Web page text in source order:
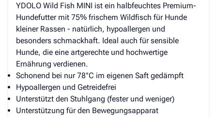
YDOLO Wild Fish MINI ist ein halbfeuchtes Premium-
Hundefutter mit 75% frischem Wildfisch für Hunde
kleiner Rassen - natürlich, hypoallergen und
besonders schmackhaft. Ideal auch für sensible
Hunde, die eine artgerechte und hochwertige
Ernährung verdienen.
Schonend bei nur 78°C im eigenen Saft gedämpft
Hypoallergen und Getreidefrei
Unterstützt den Stuhlgang (fester und weniger)
Unterstützung für den Bewegungsapparat